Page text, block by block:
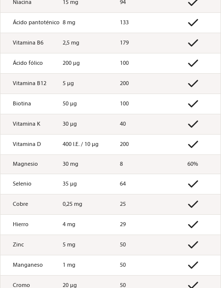
Niacina 15 mg 94 
Ácido pantoténico 8 mg 133 
Vitamina B6 2,5 mg 179 
Ácido fólico 200 µg 100 
Vitamina B12 5 µg 200 
Biotina 50 µg 100 
Vitamina K 30 µg 40 
Vitamina D 400 I.E. / 10 µg 200 
Magnesio 30 mg 8 60%
Selenio 35 µg 64 
Cobre 0,25 mg 25 
Hierro 4 mg 29 
Zinc 5 mg 50 
Manganeso 1 mg 50 
Cromo 20 µg 50 